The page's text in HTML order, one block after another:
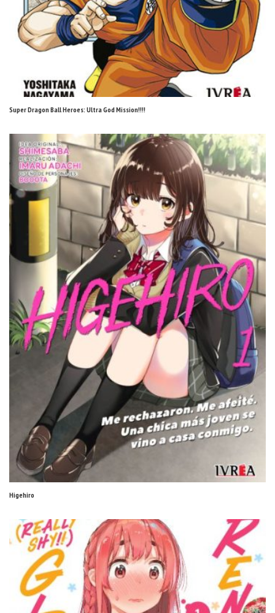
Super Dragon Ball Heroes: Ultra God Mission!!!!
Higehiro